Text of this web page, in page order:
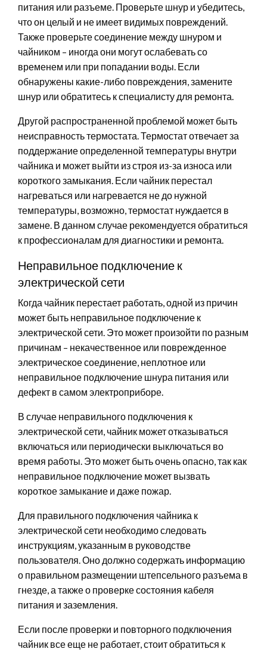
питания или разъеме. Проверьте шнур и убедитесь,
что он целый и не имеет видимых повреждений.
Также проверьте соединение между шнуром и
чайником – иногда они могут ослабевать со
временем или при попадании воды. Если
обнаружены какие-либо повреждения, замените
шнур или обратитесь к специалисту для ремонта.
Другой распространенной проблемой может быть
неисправность термостата. Термостат отвечает за
поддержание определенной температуры внутри
чайника и может выйти из строя из-за износа или
короткого замыкания. Если чайник перестал
нагреваться или нагревается не до нужной
температуры, возможно, термостат нуждается в
замене. В данном случае рекомендуется обратиться
к профессионалам для диагностики и ремонта.
Неправильное подключение к
электрической сети
Когда чайник перестает работать, одной из причин
может быть неправильное подключение к
электрической сети. Это может произойти по разным
причинам – некачественное или поврежденное
электрическое соединение, неплотное или
неправильное подключение шнура питания или
дефект в самом электроприборе.
В случае неправильного подключения к
электрической сети, чайник может отказываться
включаться или периодически выключаться во
время работы. Это может быть очень опасно, так как
неправильное подключение может вызвать
короткое замыкание и даже пожар.
Для правильного подключения чайника к
электрической сети необходимо следовать
инструкциям, указанным в руководстве
пользователя. Оно должно содержать информацию
о правильном размещении штепсельного разъема в
гнезде, а также о проверке состояния кабеля
питания и заземления.
Если после проверки и повторного подключения
чайник все еще не работает, стоит обратиться к